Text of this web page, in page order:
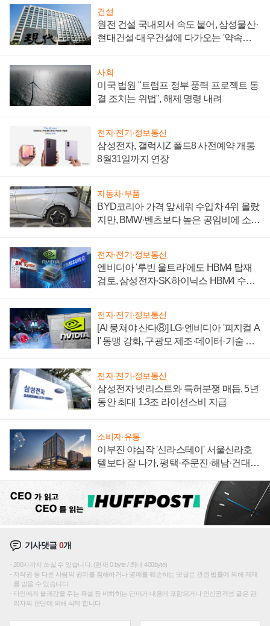
건설
원전 건설 국내외서 속도 붙어, 삼성물산·
현대건설·대우건설에 다가오는 '약속의
사회
미국 법원 "트럼프 정부 풍력 프로젝트 동
결 조치는 위법", 해제 명령 내려
전자·전기·정보통신
삼성전자, 갤럭시Z 폴드8 사전예약 개통
8월31일까지 연장
자동차·부품
BYD코리아 가격 앞세워 수입차 4위 올랐
지만, BMW·벤츠보다 높은 공임비에 소비
전자·전기·정보통신
엔비디아 '루빈 울트라'에도 HBM4 탑재
검토, 삼성전자·SK하이닉스 HBM4 수율
전자·전기·정보통신
[AI 뭉쳐야 산다⑧] LG·엔비디아 '피지컬 A
I' 동맹 강화, 구광모 제조·데이터·기술 결
전자·전기·정보통신
삼성전자 넷리스트와 특허분쟁 매듭, 5년
동안 최대 1.3조 라이선스비 지급
소비자·유통
이부진 야심작 '신라스테이' 서울신라호
텔보다 잘 나가, 평택·주문진·해남·건대로
기사댓글0개
200자까지 쓰실 수 있습니다. (현재 0 byte / 최대 400byte)
저작권 등 다른 사람의 권리를 침해하거나 명예를 훼손하는 댓글은 관련 법률에 의해 제재
를 받을 수 있습니다.
타인에게 불쾌감을 주는 욕설 등 비하하는 단어가 내용에 포함되거나 인신공격성 글은 관
리자의 판단에 의해 삭제 합니다.